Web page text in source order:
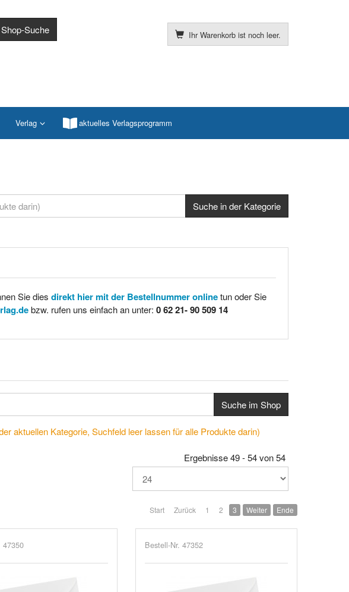
Ihr Warenkorb ist noch leer.
Verlag aktuelles Verlagsprogramm
Sie dies direkt hier mit der Bestellnummer onlinetun oder Sie
bzw. rufen uns einfach an unter: 0 62 21- 90 509 14
Suche im Shop
aktuellen Kategorie, Suchfeld leer lassen für alle Produkte darin)
Ergebnisse 49 - 54 von 54
Start Zurück 1 2 3 Weiter Ende
47350 Bestell-Nr. 47352